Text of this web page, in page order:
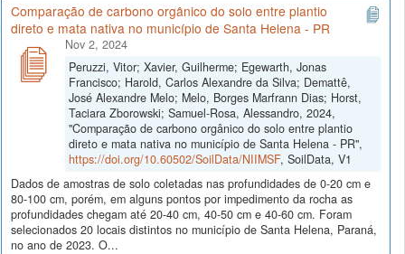
Comparação de carbono orgânico do solo entre plantio
direto e mata nativa no município de Santa Helena - PR
Nov 2, 2024
Peruzzi, Vitor; Xavier, Guilherme; Egewarth, Jonas
Francisco; Harold, Carlos Alexandre da Silva; Demattê,
José Alexandre Melo; Melo, Borges Marfrann Dias; Horst,
Taciara Zborowski; Samuel-Rosa, Alessandro, 2024,
"Comparação de carbono orgânico do solo entre plantio
direto e mata nativa no município de Santa Helena - PR",
https://doi.org/10.60502/SoilData/NIIMSF, SoilData, V1
Dados de amostras de solo coletadas nas profundidades de 0-20 cm e
80-100 cm, porém, em alguns pontos por impedimento da rocha as
profundidades chegam até 20-40 cm, 40-50 cm e 40-60 cm. Foram
selecionados 20 locais distintos no município de Santa Helena, Paraná,
no ano de 2023. O...